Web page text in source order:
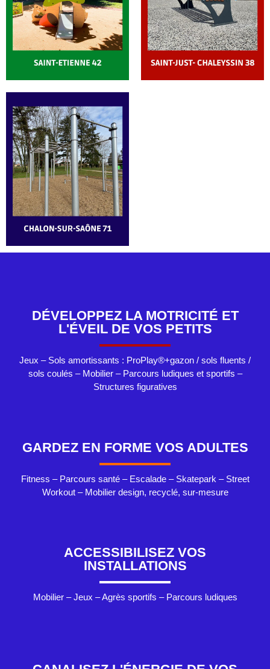
DÉVELOPPEZ LA MOTRICITÉ ET
L'ÉVEIL DE VOS PETITS
Jeux – Sols amortissants : ProPlay®+gazon / sols fluents /
sols coulés – Mobilier – Parcours ludiques et sportifs –
Structures figuratives
GARDEZ EN FORME VOS ADULTES
Fitness – Parcours santé – Escalade – Skatepark – Street
Workout – Mobilier design, recyclé, sur-mesure
ACCESSIBILISEZ VOS
INSTALLATIONS
Mobilier – Jeux – Agrès sportifs – Parcours ludiques